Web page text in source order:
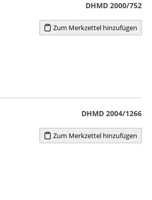
DHMD 2000/752
Zum Merkzettel hinzufügen
DHMD 2004/1266
Zum Merkzettel hinzufügen